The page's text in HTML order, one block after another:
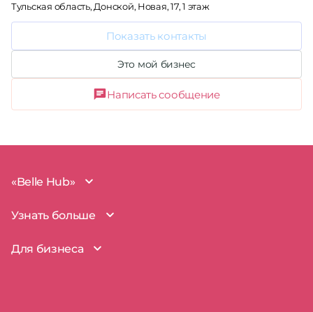
Тульская область, Донской, Новая, 17, 1 этаж
Показать контакты
Это мой бизнес
Написать сообщение
«Belle Hub»
О проекте
Наша команда
Узнать больше
BelleHub для вас
Для бизнеса